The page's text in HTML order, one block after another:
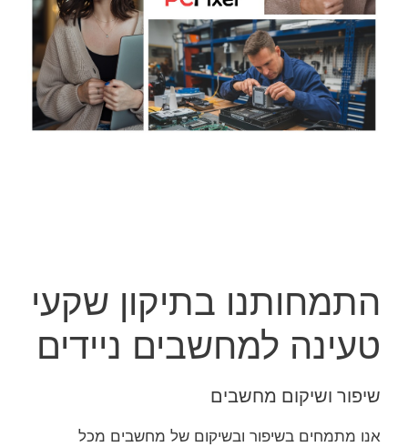
התמחותנו בתיקון שקעי
טעינה למחשבים ניידים
שיפור ושיקום מחשבים
אנו מתמחים בשיפור ובשיקום של מחשבים מכל